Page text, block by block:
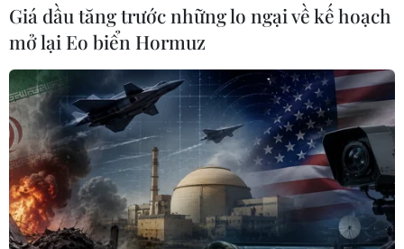
Giá dầu tăng trước những lo ngại về kế hoạch
mở lại Eo biển Hormuz